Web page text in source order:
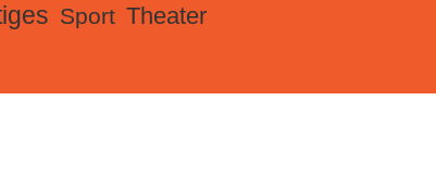
Sport Theater